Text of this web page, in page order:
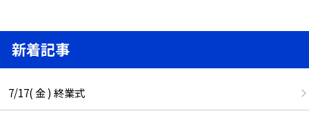
新着記事
7/17( 金 ) 終業式